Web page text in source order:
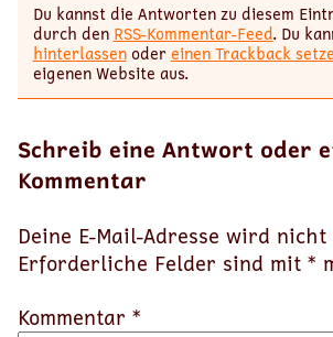
Du kannst die Antworten zu diesem
durch den RSS-Kommentar-Feed. Du
hinterlassenodereinen Trackback
eigenen Website aus.
Schreib eine Antwort oder
Kommentar
Deine E-Mail-Adresse wird
Erforderliche Felder sind mit *
Kommentar *